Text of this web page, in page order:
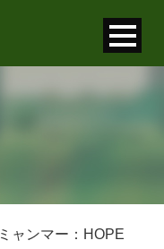
ミャンマー：HOPE